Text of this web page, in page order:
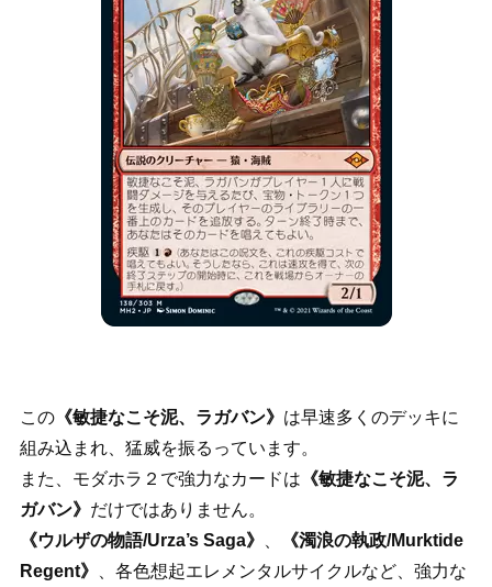
この《敏捷なこそ泥、ラガバン》 は早速多くのデッキに
組み込まれ、猛威を振るっています。
また、モダホラ２で強力なカードは 《敏捷なこそ泥、ラ
ガバン》 だけではありません。
《ウルザの物語/Urza’s Saga》
《濁浪の執政/Murktide
Regent》
、各色想起エレメンタルサイクルなど、強力な